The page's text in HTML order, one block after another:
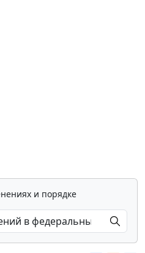
и порядке